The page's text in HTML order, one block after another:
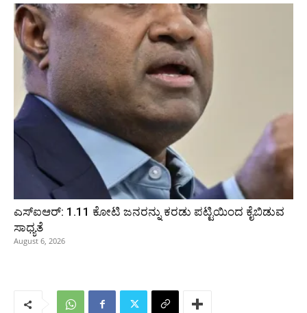
ಎಸ್‌ಐಆರ್‌: 1.11 ಕೋಟಿ ಜನರನ್ನು ಕರಡು ಪಟ್ಟಿಯಿಂದ ಕೈಬಿಡುವ
ಸಾಧ್ಯತೆ
August 6, 2026